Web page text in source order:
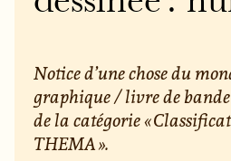
Notice d’une chose du
graphique / livre de bande
de la catégorie «
THEMA ».